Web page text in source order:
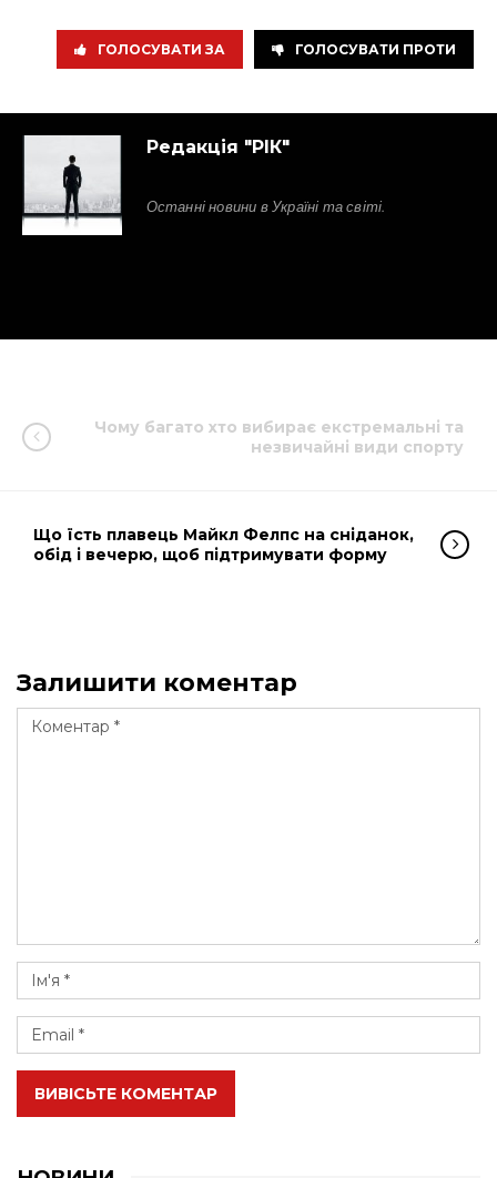
ГОЛОСУВАТИ ЗА ГОЛОСУВАТИ ПРОТИ
Редакція "РІК"
Останні новини в Україні та світі.
Чому багато хто вибирає екстремальні та
незвичайні види спорту
Що їсть плавець Майкл Фелпс на сніданок,
обід і вечерю, щоб підтримувати форму
Залишити коментар
ВИВІСЬТЕ КОМЕНТАР